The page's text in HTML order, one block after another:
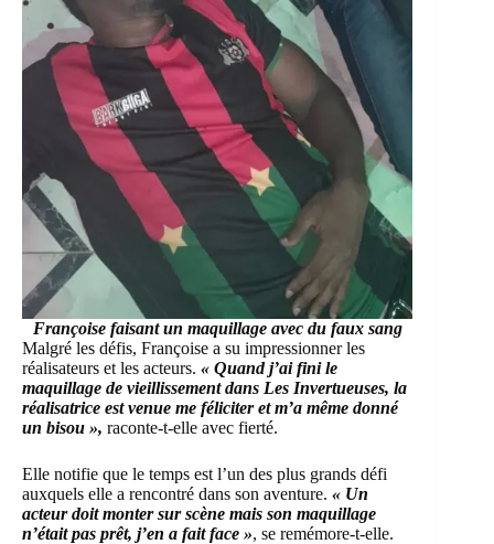
Françoise faisant un maquillage avec du faux sang
Malgré les défis, Françoise a su impressionner les
réalisateurs et les acteurs. « Quand j’ai fini le
maquillage de vieillissement dans Les Invertueuses, la
réalisatrice est venue me féliciter et m’a même donné
un bisou », raconte-t-elle avec fierté.
Elle notifie que le temps est l’un des plus grands défi
auxquels elle a rencontré dans son aventure. « Un
acteur doit monter sur scène mais son maquillage
n’était pas prêt, j’en a fait face », se remémore-t-elle.